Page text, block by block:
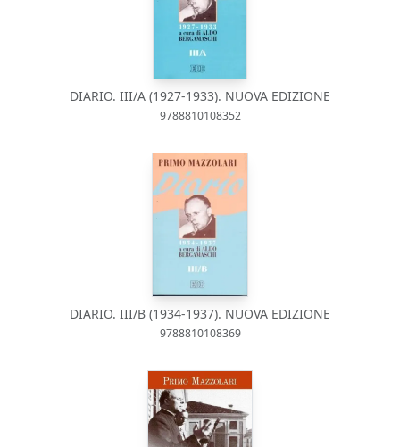
DIARIO. III/A (1927-1933). NUOVA EDIZIONE
9788810108352
DIARIO. III/B (1934-1937). NUOVA EDIZIONE
9788810108369